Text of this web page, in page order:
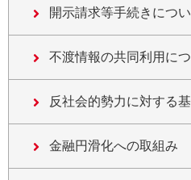
開示請求等手続きにつ
不渡情報の共同利用に
反社会的勢力に対する
金融円滑化への取組み